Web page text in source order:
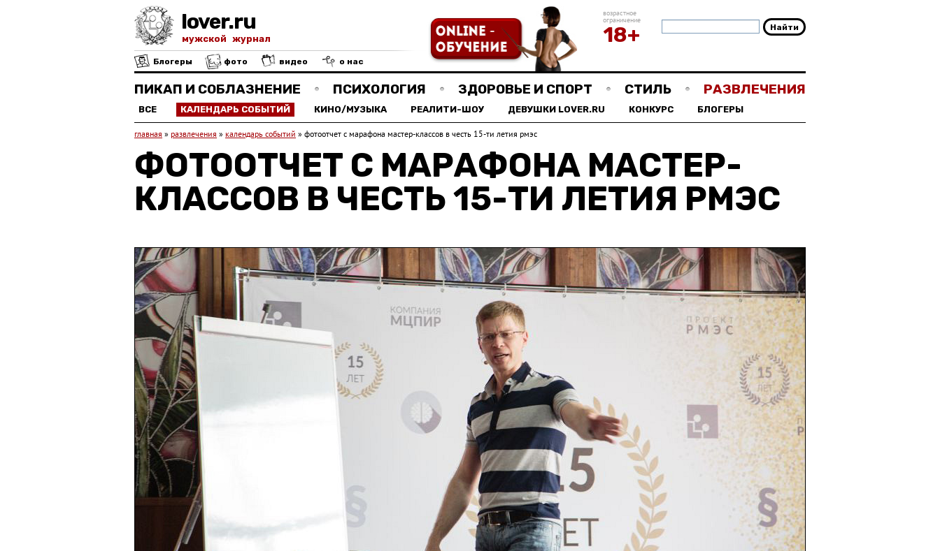
lover.ru
мужской журнал
возрастное
ограничение
18+
Блогеры фото видео о нас
ПИКАП И СОБЛАЗНЕНИЕ ПСИХОЛОГИЯ ЗДОРОВЬЕ И СПОРТ СТИЛЬ РАЗВЛЕЧЕНИЯ
ВСЕ КАЛЕНДАРЬ СОБЫТИЙ КИНО/МУЗЫКА РЕАЛИТИ-ШОУ ДЕВУШКИ LOVER.RU КОНКУРС БЛОГЕРЫ
главная » развлечения » календарь событий » фотоотчет с марафона мастер-классов в честь 15-ти летия рмэс
ФОТООТЧЕТ С МАРАФОНА МАСТЕР-
КЛАССОВ В ЧЕСТЬ 15-ТИ ЛЕТИЯ РМЭС